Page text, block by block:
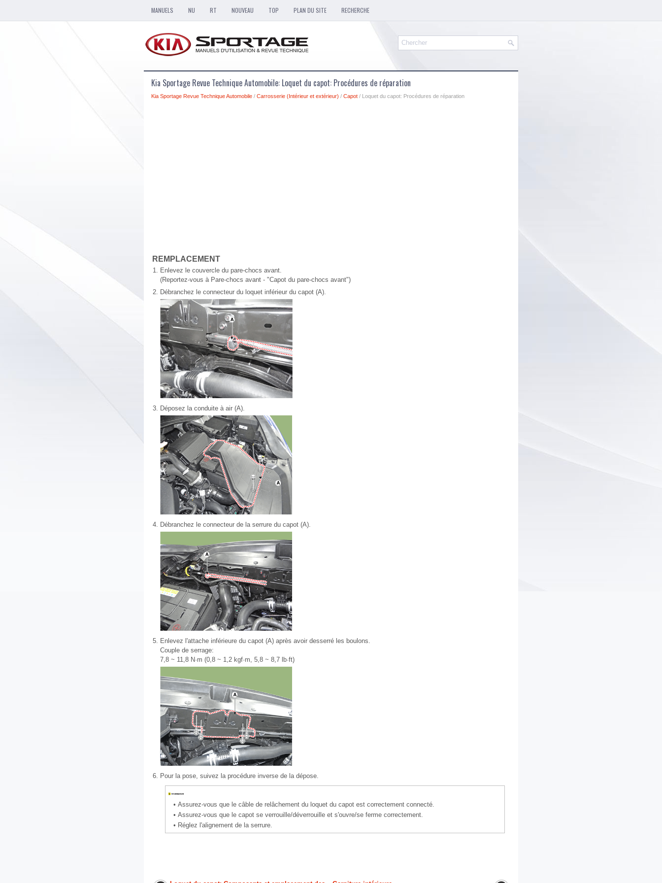
MANUELS NU RT NOUVEAU TOP PLAN DU SITE RECHERCHE
Kia Sportage Revue Technique Automobile: Loquet du capot: Procédures de réparation
Kia Sportage Revue Technique Automobile / Carrosserie (Intérieur et extérieur) / Capot / Loquet du capot: Procédures de réparation
REMPLACEMENT
1. Enlevez le couvercle du pare-chocs avant.
(Reportez-vous à Pare-chocs avant - "Capot du pare-chocs avant")
2. Débranchez le connecteur du loquet inférieur du capot (A).
3. Déposez la conduite à air (A).
4. Débranchez le connecteur de la serrure du capot (A).
5. Enlevez l'attache inférieure du capot (A) après avoir desserré les boulons.
Couple de serrage:
7,8 ~ 11,8 N·m (0,8 ~ 1,2 kgf·m, 5,8 ~ 8,7 lb·ft)
6. Pour la pose, suivez la procédure inverse de la dépose.
• Assurez-vous que le câble de relâchement du loquet du capot est correctement connecté.
• Assurez-vous que le capot se verrouille/déverrouille et s'ouvre/se ferme correctement.
• Réglez l'alignement de la serrure.